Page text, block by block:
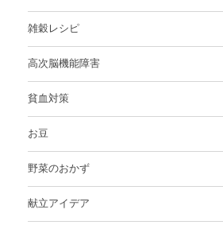
雑穀レシピ
高次脳機能障害
貧血対策
お豆
野菜のおかず
献立アイデア